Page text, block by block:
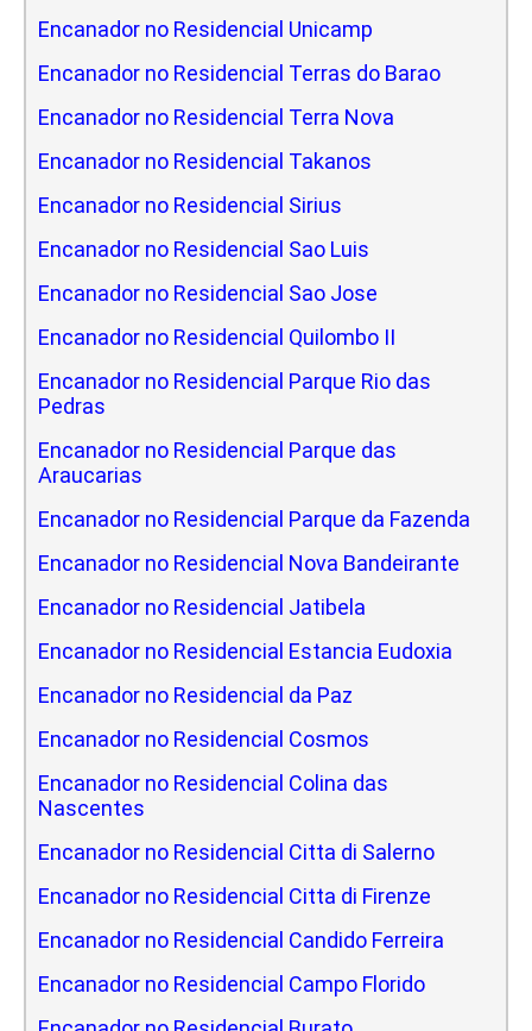
Encanador no Residencial Unicamp
Encanador no Residencial Terras do Barao
Encanador no Residencial Terra Nova
Encanador no Residencial Takanos
Encanador no Residencial Sirius
Encanador no Residencial Sao Luis
Encanador no Residencial Sao Jose
Encanador no Residencial Quilombo II
Encanador no Residencial Parque Rio das
Pedras
Encanador no Residencial Parque das
Araucarias
Encanador no Residencial Parque da Fazenda
Encanador no Residencial Nova Bandeirante
Encanador no Residencial Jatibela
Encanador no Residencial Estancia Eudoxia
Encanador no Residencial da Paz
Encanador no Residencial Cosmos
Encanador no Residencial Colina das
Nascentes
Encanador no Residencial Citta di Salerno
Encanador no Residencial Citta di Firenze
Encanador no Residencial Candido Ferreira
Encanador no Residencial Campo Florido